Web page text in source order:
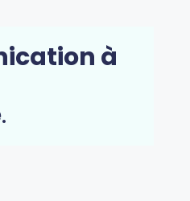
à
.